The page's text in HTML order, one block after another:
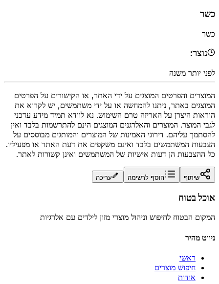
כשר
כשר
נוצר:
לפני יותר משנה
המוצרים והפרטים המוצגים על ידי האתר, או הקישורים על הפרטים
המוצגים באתר, ניתנו להמחשה או על ידי משתמשים, יש לקרוא את
הוראות היצרן על האריזה טרם השימוש. נא לוודא תמיד מידע עדכני
לגבי המוצר. המוצרים והאלרגנים המוצגים הינם להתרשמות בלבד ואין
להסתמך עליהם. דירוגי האמינות של המוצרים והמותגים מבוססים על
הצבעות המשתמשים בלבד ואינם משקפים את דעת האתר או מפעיליו.
כל ההצבעות הן דעות אישיות של המשתמשים ואינן קשורות לאתר.
שיתוף הוסף לרשימה עריכה
אוכל בטוח
המקום הבטוח לחיפוש וניהול מוצרי מזון לילדים עם אלרגיות
ניווט מהיר
ראשי
חיפוש מוצרים
אודות